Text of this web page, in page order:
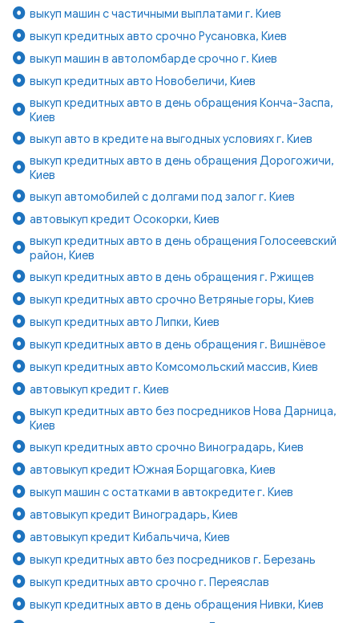
выкуп машин с частичными выплатами г. Киев
выкуп кредитных авто срочно Русановка, Киев
выкуп машин в автоломбарде срочно г. Киев
выкуп кредитных авто Новобеличи, Киев
выкуп кредитных авто в день обращения Конча-Заспа,
Киев
выкуп авто в кредите на выгодных условиях г. Киев
выкуп кредитных авто в день обращения Дорогожичи,
Киев
выкуп автомобилей с долгами под залог г. Киев
автовыкуп кредит Осокорки, Киев
выкуп кредитных авто в день обращения Голосеевский
район, Киев
выкуп кредитных авто в день обращения г. Ржищев
выкуп кредитных авто срочно Ветряные горы, Киев
выкуп кредитных авто Липки, Киев
выкуп кредитных авто в день обращения г. Вишнёвое
выкуп кредитных авто Комсомольский массив, Киев
автовыкуп кредит г. Киев
выкуп кредитных авто без посредников Нова Дарница,
Киев
выкуп кредитных авто срочно Виноградарь, Киев
автовыкуп кредит Южная Борщаговка, Киев
выкуп машин с остатками в автокредите г. Киев
автовыкуп кредит Виноградарь, Киев
автовыкуп кредит Кибальчича, Киев
выкуп кредитных авто без посредников г. Березань
выкуп кредитных авто срочно г. Переяслав
выкуп кредитных авто в день обращения Нивки, Киев